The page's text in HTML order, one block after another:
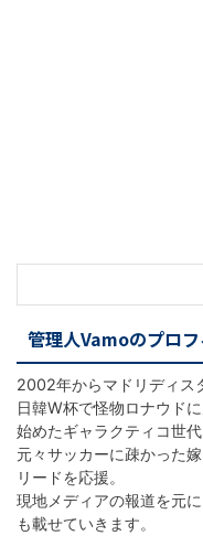
管理人Vamoのプロ
2002年からマドリディス
日韓W杯で怪物ロナウド
始めたギャラクティコ世代
元々サッカーに疎かった
リードを応援。
現地メディアの報道を元
も載せていきます。